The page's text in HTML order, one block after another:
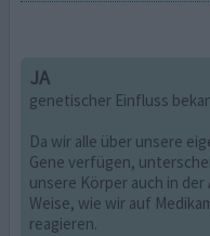
JA
genetischer Einfluss
Da wir alle über unsere
Gene verfügen,
unsere Körper auch in der
Weise, wie wir auf
reagieren.